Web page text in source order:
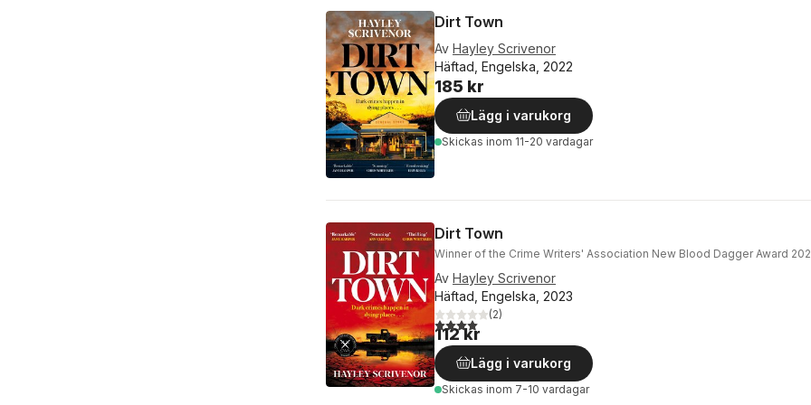
Dirt Town
Av Hayley Scrivenor
Häftad, Engelska, 2022
185 kr
Lägg i varukorg
Skickas inom 11-20 vardagar
Dirt Town
Winner of the Crime Writers' Association New Blood Dagger Award
Av Hayley Scrivenor
Häftad, Engelska, 2023
4,0utav 5 stjärnor. Totalt antal röster:
(2)
112 kr
Lägg i varukorg
Skickas inom 7-10 vardagar